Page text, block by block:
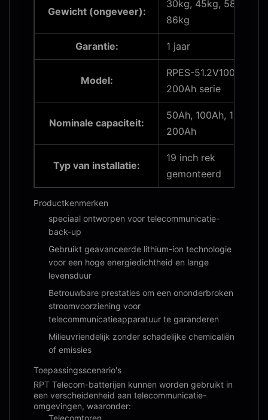
Gewicht (ongeveer):
30kg, 45kg, 58kg,
86kg
Garantie: 1 jaar
Model:
RPES-51.2V100Ah,
200Ah serie
Nominale capaciteit:
50Ah, 100Ah, 150Ah,
200Ah
Typ van installatie:
19 inch rek
gemonteerd
Productkenmerken
speciaal ontworpen voor telecommunicatie-
back-up
Gebruikt geavanceerde lithium-ion technologie
voor een hoge energiedichtheid en lange
levensduur
Betrouwbare prestaties om een ononderbroken
stroomvoorziening voor
telecommunicatieapparatuur te garanderen
Milieuvriendelijk zonder schadelijke chemicaliën
of emissies
Toepassingsscenario's
RPT Telecom-batterijen kunnen worden gebruikt in
een verscheidenheid aan telecommunicatie-
omgevingen, waaronder:
Telecomtoren